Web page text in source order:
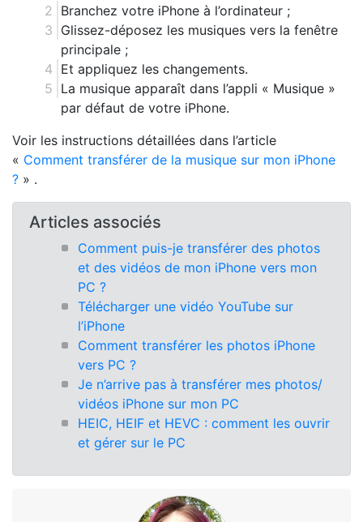
Branchez votre iPhone à l’ordinateur ;
Glissez-déposez les musiques vers la fenêtre
principale ;
Et appliquez les changements.
La musique apparaît dans l’appli « Musique »
par défaut de votre iPhone.
Voir les instructions détaillées dans l’article
« Comment transférer de la musique sur mon iPhone
? » .
Articles associés
Comment puis-je transférer des photos
et des vidéos de mon iPhone vers mon
PC ?
Télécharger une vidéo YouTube sur
l’iPhone
Comment transférer les photos iPhone
vers PC ?
Je n’arrive pas à transférer mes photos/
vidéos iPhone sur mon PC
HEIC, HEIF et HEVC : comment les ouvrir
et gérer sur le PC